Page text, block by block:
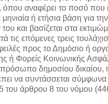
όπου αναφέρει το ποσό που
μηνιαία ή ετήσια βάση για
και βασίζεται στα
τις επόμενες τρεις
προς το Δημόσιο ή
ή Φορείς Κοινωνικής
δημοσίου δικαίου,
να συντάσσεται σύμφωνα
του άρθρου 8 του νόμου